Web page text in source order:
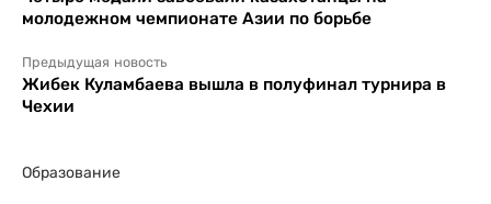
молодежном чемпионате Азии по борьбе
Предыдущая новость
Жибек Куламбаева вышла в полуфинал турнира в
Чехии
Образование